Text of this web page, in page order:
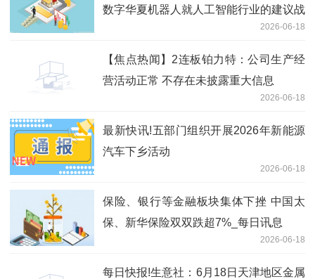
数字华夏机器人就人工智能行业的建议战
2026-06-18
【焦点热闻】2连板铂力特：公司生产经
营活动正常 不存在未披露重大信息
2026-06-18
最新快讯!五部门组织开展2026年新能源
汽车下乡活动
2026-06-18
保险、银行等金融板块集体下挫 中国太
保、新华保险双双跌超7%_每日讯息
2026-06-18
每日快报!生意社：6月18日天津地区金属